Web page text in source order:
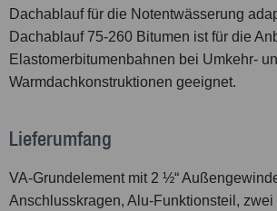
Dachablauf für die Notentwässerung
Dachablauf 75-260 Bitumen ist für die
Elastomerbitumenbahnen bei Umkehr-
Warmdachkonstruktionen geeignet.
Lieferumfang
VA-Grundelement mit 2 ½“
Anschlusskragen, Alu-Funktionsteil, zwei